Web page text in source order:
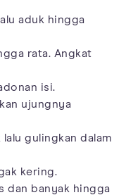
aduk hingga
rata. Angkat
isi.
ujungnya
gulingkan dalam
kering.
dan banyak hingga